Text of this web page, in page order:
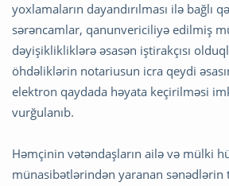
yoxlamaların dayandırılması ilə bağlı
sərəncamlar, qanunvericiliyə edilmiş
dəyişiklikliklərə əsasən iştirakçısı
öhdəliklərin notariusun icra qeydi
elektron qaydada həyata keçirilməsi
vurğulanıb.
Həmçinin vətəndaşların ailə və mülki
münasibətlərindən yaranan sənədlərin